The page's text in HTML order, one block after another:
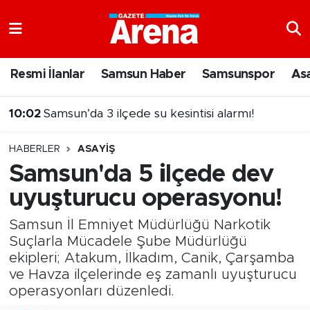
Resmi İlanlar Samsun Haber Samsunspor
10:01 Fındık fiyatına tepki
HABERLER ASAYIŞ
Samsun'da 5 ilçede dev
uyuşturucu operasyonu!
Samsun İl Emniyet Müdürlüğü Narkotik
Suçlarla Mücadele Şube Müdürlüğü
ekipleri; Atakum, İlkadım, Canik, Çarşamba
ve Havza ilçelerinde eş zamanlı uyuşturucu
operasyonları düzenledi.
Samsun Namaz Vakitleri
Trafik Durumu
Süper Lig Puan Durumu ve Fikstür
Tüm Manşetler
Son Dakika Haberleri
Haber Arşivi